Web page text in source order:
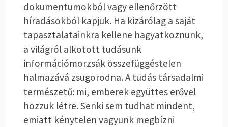
dokumentumokból vagy ellenőrzött
híradásokból kapjuk. Ha kizárólag a saját
tapasztalatainkra kellene hagyatkoznunk,
a világról alkotott tudásunk
információmorzsák összefüggéstelen
halmazává zsugorodna. A tudás társadalmi
természetű: mi, emberek együttes erővel
hozzuk létre. Senki sem tudhat mindent,
emiatt kénytelen vagyunk megbízni